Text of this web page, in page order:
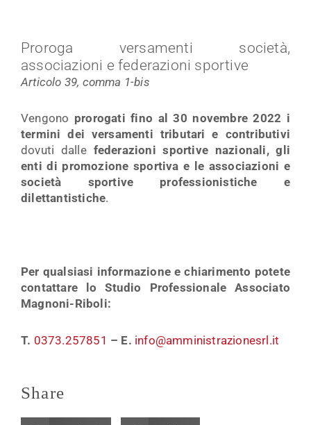
Proroga versamenti società,
associazioni e federazioni sportive
Articolo 39, comma 1-bis
Vengono prorogati fino al 30 novembre 2022 i
termini dei versamenti tributari e contributivi
dovuti dalle federazioni sportive nazionali, gli
enti di promozione sportiva e le associazioni e
società sportive professionistiche e
dilettantistiche.
Per qualsiasi informazione e chiarimento potete
contattare lo Studio Professionale Associato
Magnoni-Riboli:
T. 0373.257851 – E. info@amministrazionesrl.it
Share